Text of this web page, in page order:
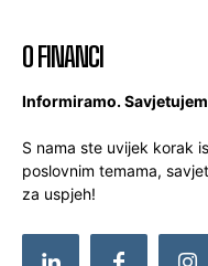
O FINANCI
Informiramo.
S nama ste uvijek korak
poslovnim temama,
za uspjeh!